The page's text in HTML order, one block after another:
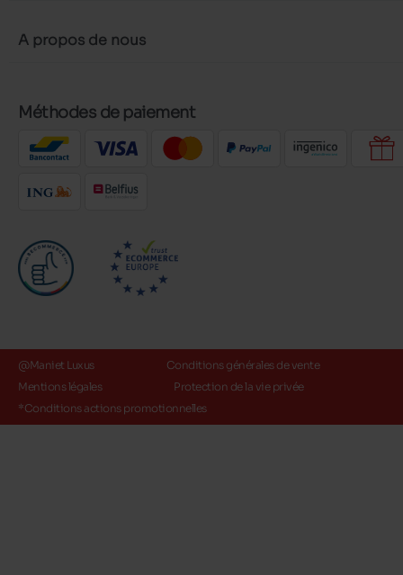
A propos de nous
Méthodes de paiement
@Maniet Luxus
Conditions générales de vente
Mentions légales
Protection de la vie privée
*Conditions actions promotionnelles